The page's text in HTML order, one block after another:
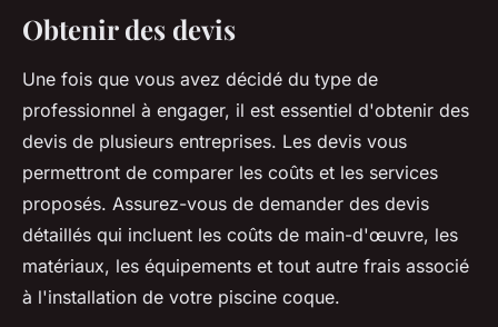
Obtenir des devis
Une fois que vous avez décidé du type de
professionnel à engager, il est essentiel d'obtenir des
devis de plusieurs entreprises. Les devis vous
permettront de comparer les coûts et les services
proposés. Assurez-vous de demander des devis
détaillés qui incluent les coûts de main-d'œuvre, les
matériaux, les équipements et tout autre frais associé
à l'installation de votre piscine coque.